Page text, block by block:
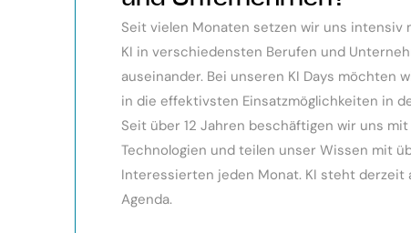
Seit vielen Monaten setzen wir uns intensiv
KI in verschiedensten Berufen und
auseinander. Bei unseren KI Days möchten
in die effektivsten Einsatzmöglichkeiten in
Seit über 12 Jahren beschäftigen wir uns
Technologien und teilen unser Wissen mit
Interessierten jeden Monat. KI steht derzeit
Agenda.
wurden für spezielle Probleme
bereitgestellt.
Monika Vietz